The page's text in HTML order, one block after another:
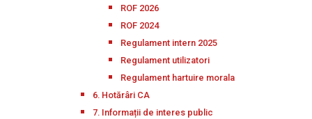
ROF 2026
ROF 2024
Regulament intern 2025
Regulament utilizatori
Regulament hartuire morala
6. Hotărâri CA
7. Informații de interes public